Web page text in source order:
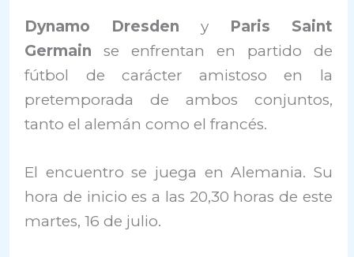
Dynamo Dresden y Paris Saint
Germain se enfrentan en partido de
fútbol de carácter amistoso en la
pretemporada de ambos conjuntos,
tanto el alemán como el francés.
El encuentro se juega en Alemania. Su
hora de inicio es a las 20,30 horas de este
martes, 16 de julio.